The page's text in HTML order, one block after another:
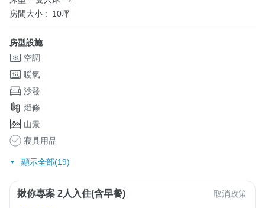
房間大小 :
10坪
房型設施
空調
暖氣
沙發
燈條
山景
寢具用品
顯示全部(19)
揪你專案 2人入住(含早餐) 取消政策